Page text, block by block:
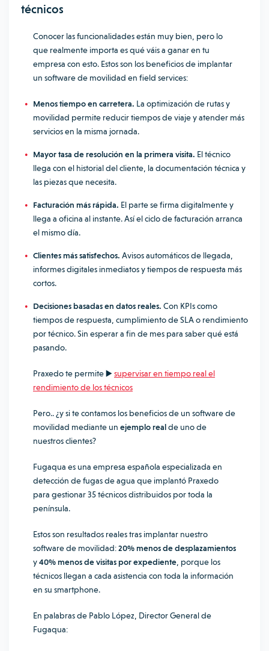
técnicos
Conocer las funcionalidades están muy bien, pero lo
que realmente importa es qué váis a ganar en tu
empresa con esto. Estos son los beneficios de implantar
un software de movilidad en field services:
Menos tiempo en carretera. La optimización de rutas y
movilidad permite reducir tiempos de viaje y atender más
servicios en la misma jornada.
Mayor tasa de resolución en la primera visita. El técnico
llega con el historial del cliente, la documentación técnica y
las piezas que necesita.
Facturación más rápida. El parte se firma digitalmente y
llega a oficina al instante. Así el ciclo de facturación arranca
el mismo día.
Clientes más satisfechos. Avisos automáticos de llegada,
informes digitales inmediatos y tiempos de respuesta más
cortos.
Decisiones basadas en datos reales. Con KPIs como
tiempos de respuesta, cumplimiento de SLA o rendimiento
por técnico. Sin esperar a fin de mes para saber qué está
pasando.
Praxedo te permite ▶️supervisar en tiempo real el
rendimiento de los técnicos
Pero.. ¿y si te contamos los beneficios de un software de
movilidad mediante un ejemplo realde uno de
nuestros clientes?
Fugaqua es una empresa española especializada en
detección de fugas de agua que implantó Praxedo
para gestionar 35 técnicos distribuidos por toda la
península.
Estos son resultados reales tras implantar nuestro
software de movilidad:20% menos de desplazamientos
y40% menos de visitas por expediente , porque los
técnicos llegan a cada asistencia con toda la información
en su smartphone.
En palabras de Pablo López, Director General de
Fugaqua: